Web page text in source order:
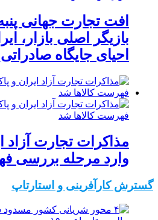
بازیگر اصلی بازار،
احیای جایگاه صادراتی
مذاکرات تجارت آزاد
وارد مرحله بررسی
گسترش کارآفرینی و استارتاپ